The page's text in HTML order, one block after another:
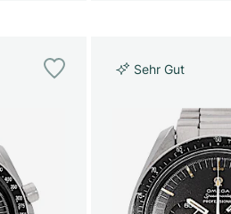
Sehr Gut